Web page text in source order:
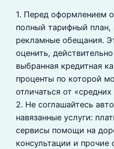
1. Перед оформлением
полный тарифный план,
рекламные обещания.
оценить,
выбранная кредитная
проценты по которой
отличаться от
2. Не соглашайтесь
навязанные услуги:
сервисы помощи на
консультации и прочие